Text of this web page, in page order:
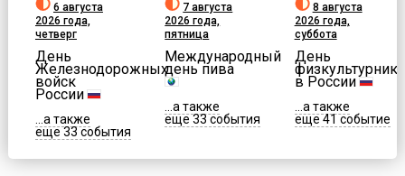
6 августа
2026 года,
четверг
День
Железнодорожных
войск
России
...а также
еще 33 события
7 августа
2026 года,
пятница
Международный
день пива
...а также
еще 33 события
8 августа
2026 года,
суббота
День
физкультурника
в России
...а также
еще 41 событие